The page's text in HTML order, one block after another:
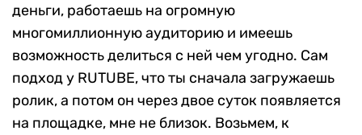
деньги, работаешь на огромную
многомиллионную аудиторию и имеешь
возможность делиться с ней чем угодно. Сам
подход у RUTUBE, что ты сначала загружаешь
ролик, а потом он через двое суток появляется
на площадке, мне не близок. Возьмем, к